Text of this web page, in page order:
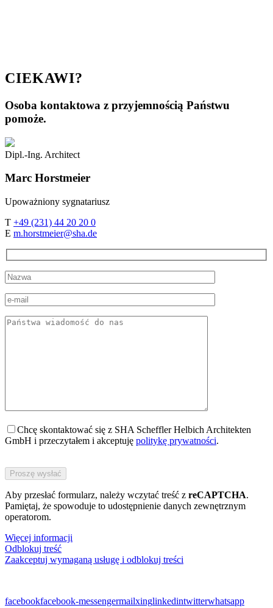
CIEKAWI?
Osoba kontaktowa z przyjemnością Państwu
pomoże.
Dipl.-Ing. Architect
Marc Horstmeier
Upoważniony sygnatariusz
T +49 (231) 44 20 20 0
E m.horstmeier@sha.de
Chcę skontaktować się z SHA Scheffler Helbich Architekten
GmbH i przeczytałem i akceptuję politykę prywatności.
füllen
dieses
Feld
nicht
Aby przesłać formularz, należy wczytać treść z reCAPTCHA.
Pamiętaj, że spowoduje to udostępnienie danych zewnętrznym
operatorom.
Więcej informacji
Odblokuj treść
Zaakceptuj wymaganą usługę i odblokuj treści
facebookfacebook-messengermailxinglinkedintwitterwhatsapp